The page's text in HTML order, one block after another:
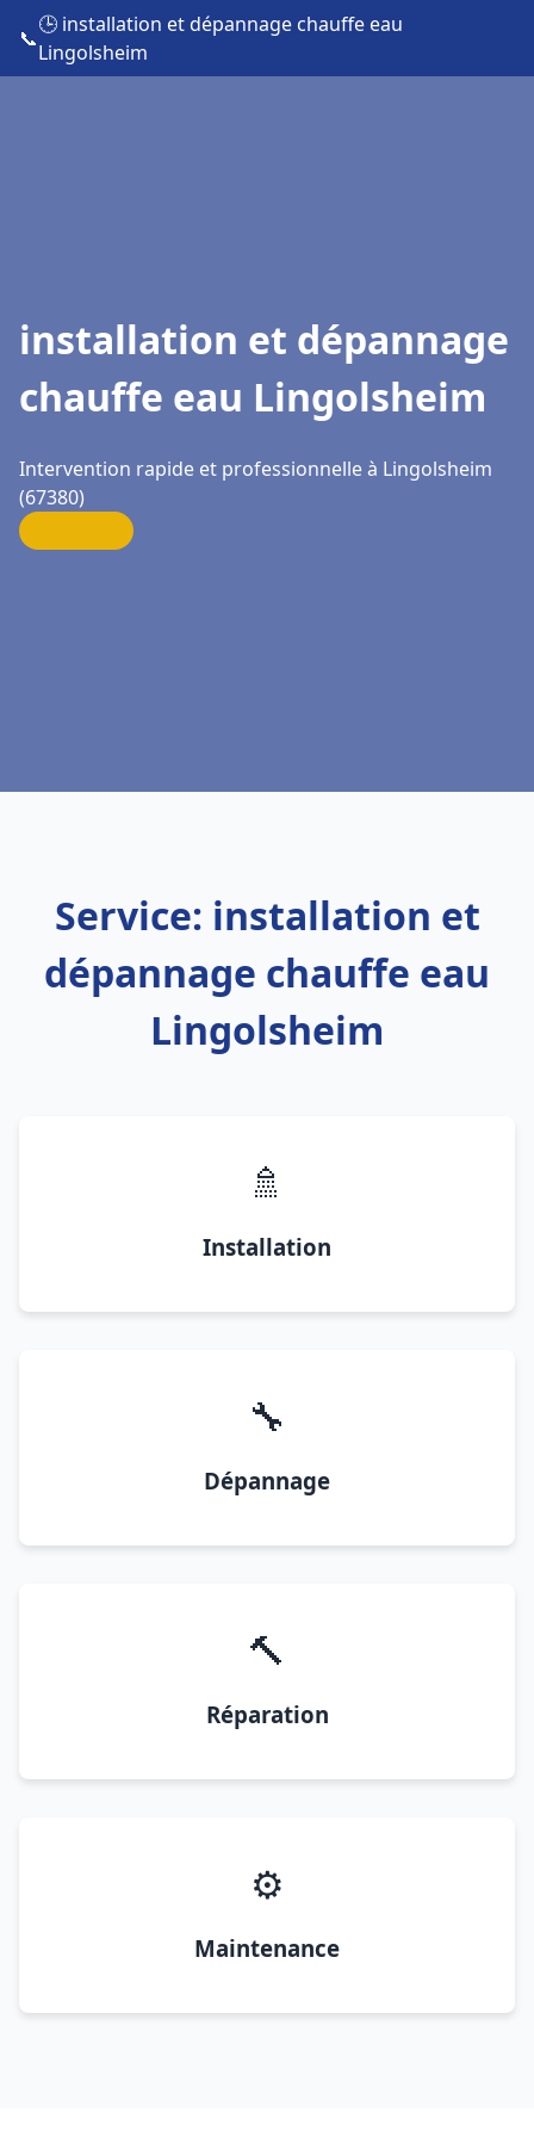
📞
🕒 installation et dépannage chauffe eau
Lingolsheim
installation et dépannage
chauffe eau Lingolsheim
Intervention rapide et professionnelle à Lingolsheim
(67380)
Service: installation et
dépannage chauffe eau
Lingolsheim
🚿
Installation
🔧
Dépannage
🔨
Réparation
⚙️
Maintenance